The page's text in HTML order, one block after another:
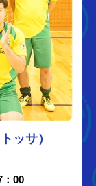
ッサ）
00